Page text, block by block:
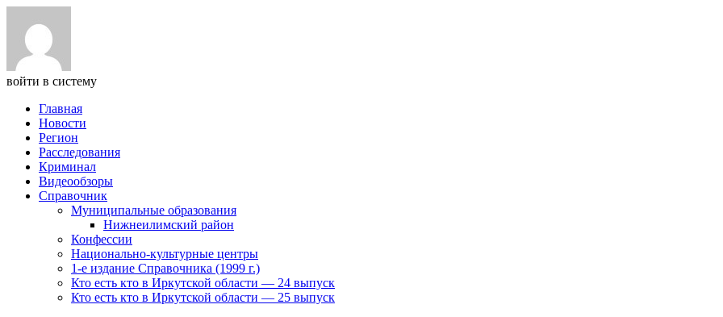
войти в систему
Главная
Новости
Регион
Расследования
Криминал
Видеообзоры
Справочник
Муниципальные образования
Нижнеилимский район
Конфессии
Национально-культурные центры
1-е издание Справочника (1999 г.)
Кто есть кто в Иркутской области — 24 выпуск
Кто есть кто в Иркутской области — 25 выпуск